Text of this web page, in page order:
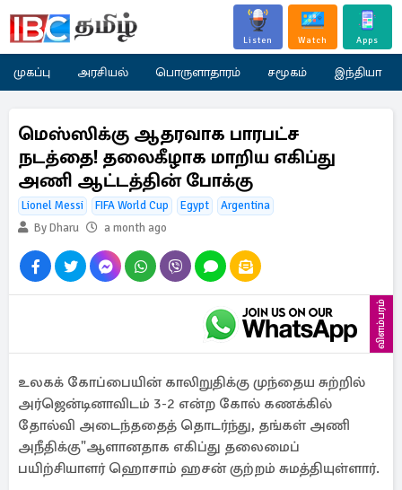
Listen Watch Apps
முகப்பு அரசியல் பொருளாதாரம் சமூகம் இந்தியா
மெஸ்ஸிக்கு ஆதரவாக பாரபட்ச
நடத்தை! தலைகீழாக மாறிய எகிப்து
அணி ஆட்டத்தின் போக்கு
Lionel Messi FIFA World Cup Egypt
Argentina
By Dharu
a month ago
விளம்பரம்
உலகக் கோப்பையின் காலிறுதிக்கு முந்தைய சுற்றில்
அர்ஜென்டினாவிடம் 3-2 என்ற கோல் கணக்கில்
தோல்வி அடைந்ததைத் தொடர்ந்து, தங்கள் அணி
அநீதிக்கு"ஆளானதாக எகிப்து தலைமைப்
பயிற்சியாளர் ஹொசாம் ஹசன் குற்றம் சுமத்தியுள்ளார்.